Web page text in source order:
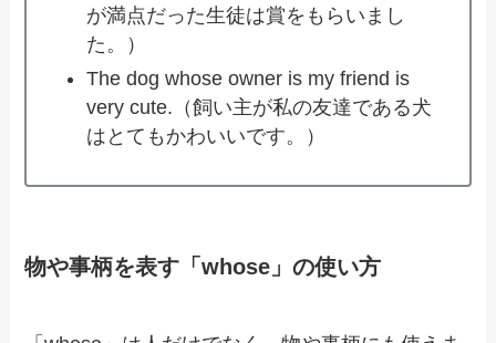
が満点だった生徒は賞をもらいまし
た。）
The dog whose owner is my friend is
very cute.（飼い主が私の友達である犬
はとてもかわいいです。）
物や事柄を表す「whose」の使い方